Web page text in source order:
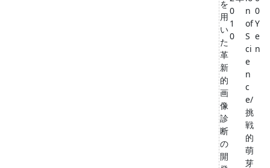
を
用
い
た
革
新
的
画
像
診
断
の
開
0
1
0
n
of
S
ci
e
n
c
e/
挑
戦
的
萌
芽
0
Y
e
n